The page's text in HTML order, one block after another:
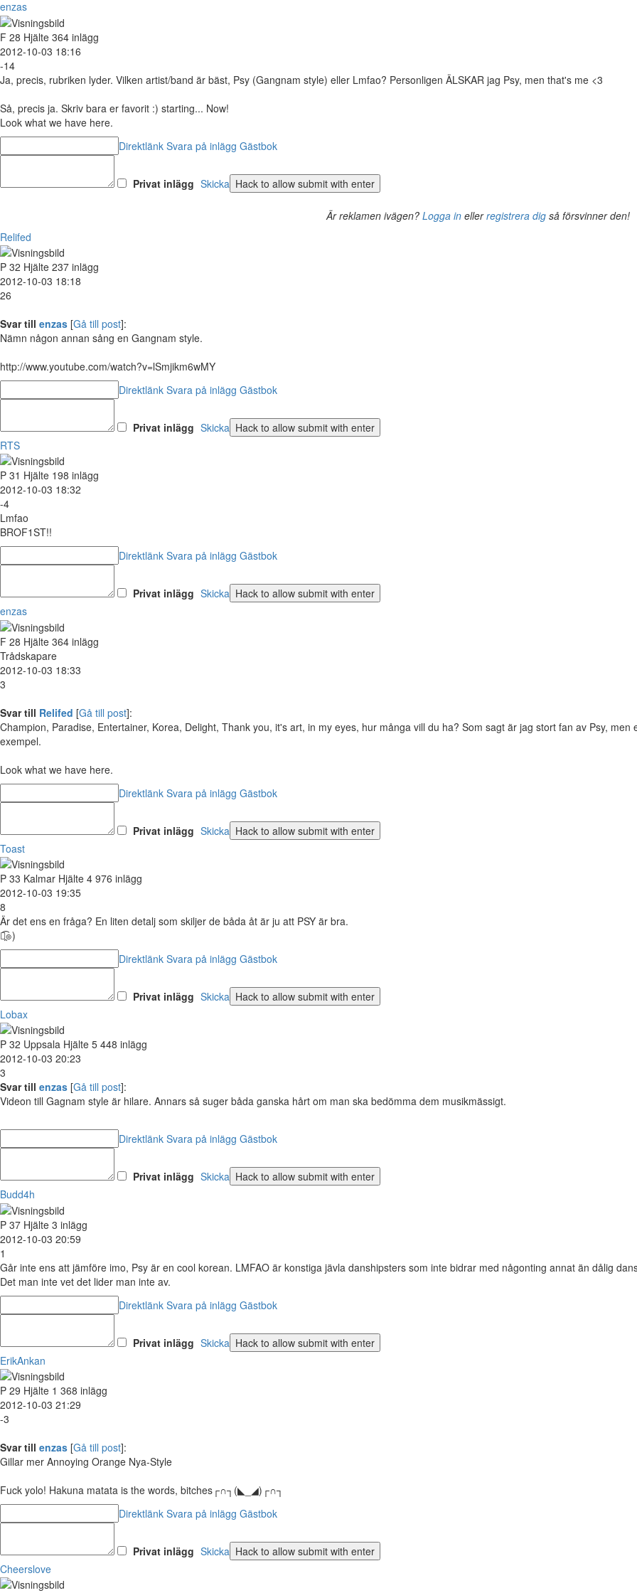
enzas
F 28 Hjälte 364 inlägg
2012-10-03 18:16
-14
Ja, precis, rubriken lyder. Vilken artist/band är bäst, Psy (Gangnam style) eller Lmfao? Personligen ÄLSKAR jag Psy, men that's me <3
Så, precis ja. Skriv bara er favorit :) starting... Now!
Look what we have here.
Direktlänk Svara på inlägg Gästbok
Privat inlägg Skicka
Är reklamen ivägen? Logga inellerregistrera digså försvinner den!
Relifed
P 32 Hjälte 237 inlägg
2012-10-03 18:18
26
Svar till enzas [Gå till post]:
Nämn någon annan sång en Gangnam style.
http://www.youtube.com/watch?v=lSmjikm6wMY
Direktlänk Svara på inlägg Gästbok
Privat inlägg Skicka
RTS
P 31 Hjälte 198 inlägg
2012-10-03 18:32
-4
Lmfao
BROF1ST!!
Direktlänk Svara på inlägg Gästbok
Privat inlägg Skicka
enzas
F 28 Hjälte 364 inlägg
Trådskapare
2012-10-03 18:33
3
Svar till Relifed [Gå till post]:
Champion, Paradise, Entertainer, Korea, Delight, Thank you, it's art, in my eyes, hur många vill du ha? Som sagt är jag stort fan av Psy,
exempel.
Look what we have here.
Direktlänk Svara på inlägg Gästbok
Privat inlägg Skicka
Toast
P 33 Kalmar Hjälte 4 976 inlägg
2012-10-03 19:35
8
Är det ens en fråga? En liten detalj som skiljer de båda åt är ju att PSY är bra.
๏̯͡๏)
Direktlänk Svara på inlägg Gästbok
Privat inlägg Skicka
Lobax
P 32 Uppsala Hjälte 5 448 inlägg
2012-10-03 20:23
3
Svar till enzas [Gå till post]:
Videon till Gagnam style är hilare. Annars så suger båda ganska hårt om man ska bedömma dem musikmässigt.
Direktlänk Svara på inlägg Gästbok
Privat inlägg Skicka
Budd4h
P 37 Hjälte 3 inlägg
2012-10-03 20:59
1
Går inte ens att jämföre imo, Psy är en cool korean. LMFAO är konstiga jävla danshipsters som inte bidrar med någonting annat än dålig
Det man inte vet det lider man inte av.
Direktlänk Svara på inlägg Gästbok
Privat inlägg Skicka
ErikAnkan
P 29 Hjälte 1 368 inlägg
2012-10-03 21:29
-3
Svar till enzas [Gå till post]:
Gillar mer Annoying Orange Nya-Style
Fuck yolo! Hakuna matata is the words, bitches┌∩┐(◣_◢)┌∩┐
Direktlänk Svara på inlägg Gästbok
Privat inlägg Skicka
Cheerslove